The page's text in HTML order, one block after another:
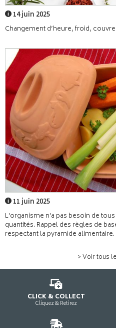
14 juin 2025
Changement d’heure, froid,
11 juin 2025
L'organisme n'a pas besoin de
quantités. Rappel des règles de
respectant la pyramide alimentaire.
> Voir tous
CLICK & COLLECT
Cliquez & Retirez